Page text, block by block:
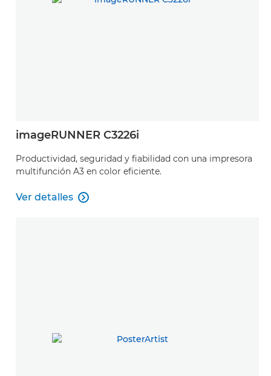
imageRUNNER C3226i
Productividad, seguridad y fiabilidad con una impresora
multifunción A3 en color eficiente.
Ver detalles
Ver detalles
